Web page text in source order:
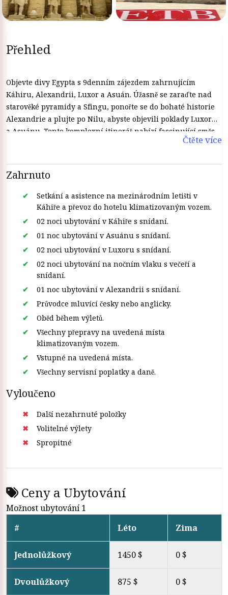
Přehled
Objevte divy Egypta s 9denním zájezdem zahrnujícím
Káhiru, Alexandrii, Luxor a Asuán. Úžasně se zaraďte nad
starověké pyramidy a Sfingu, ponořte se do bohaté historie
Alexandrie a plujte po Nilu, abyste objevili poklady Luxoru
a Asuánu. Tento komplexní itinerář nabízí fascinující směs
kulturního ponoru, historického zkoumání a dechberoucích
dobrodružství.
Čtěte více
Zahrnuto
Setkání a asistence na mezinárodním letišti v
Káhiře a převoz do hotelu klimatizovaným vozem.
02 noci ubytování v Káhiře s snídaní.
01 noc ubytování v Asuánu s snídaní.
02 noci ubytování v Luxoru s snídaní.
02 noci ubytování na nočním vlaku s večeří a
snídaní.
01 noc ubytování v Alexandrii s snídaní.
Průvodce mluvící česky nebo anglicky.
Oběd během výletů.
Všechny přepravy na uvedená místa
klimatizovaným vozem.
Vstupné na uvedená místa.
Všechny servisní poplatky a daně.
Vyloučeno
Další nezahrnuté položky
Volitelné výlety
Spropitné
Ceny a Ubytování
Možnost ubytování 1
#
Léto Zima
Jednolůžkový 1450 $ 0 $
Dvoulůžkový 875 $ 0 $